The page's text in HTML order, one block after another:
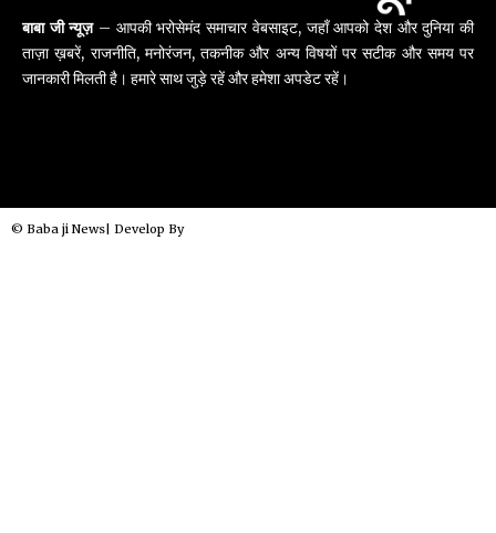
बाबा जी न्यूज़– आपकी भरोसेमंद समाचार वेबसाइट, जहाँ आपको देश और दुनिया की
ताज़ा ख़बरें, राजनीति, मनोरंजन, तकनीक और अन्य विषयों पर सटीक और समय पर
जानकारी मिलती है। हमारे साथ जुड़े रहें और हमेशा अपडेट रहें।
© Baba ji News| Develop By